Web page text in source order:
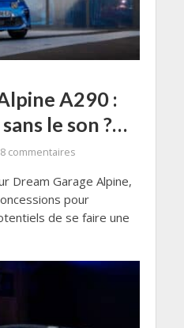
A290 :
le son ?…
8 commentaires
Dream Garage Alpine,
pour
de se faire une